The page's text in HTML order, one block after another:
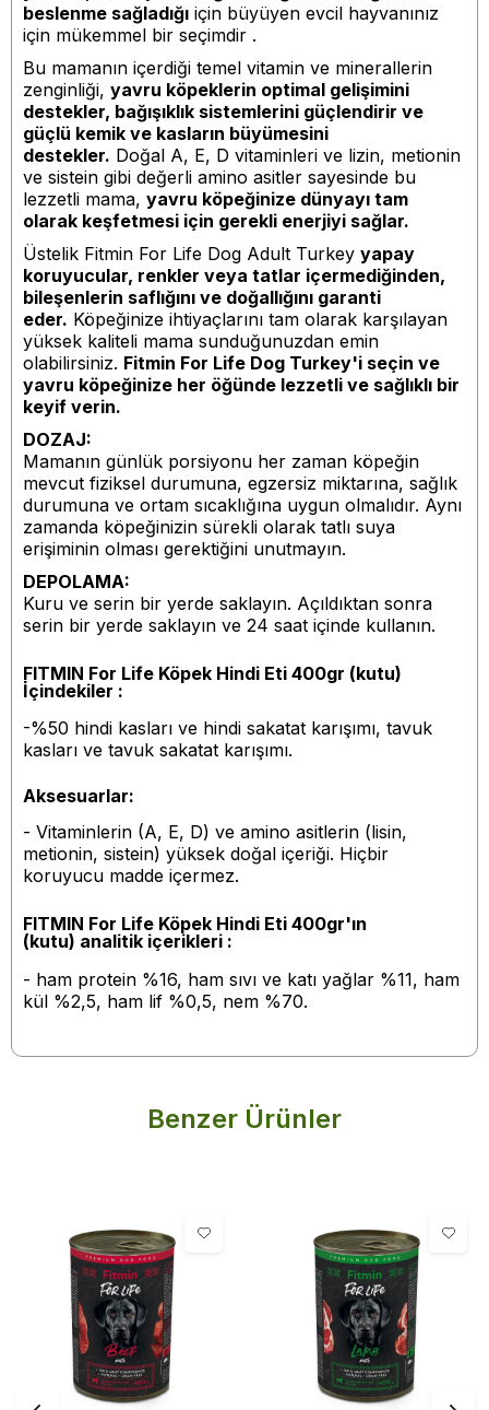
beslenme sağladığı için büyüyen evcil hayvanınız
için mükemmel bir seçimdir .
Bu mamanın içerdiği temel vitamin ve minerallerin
zenginliği, yavru köpeklerin optimal gelişimini
destekler, bağışıklık sistemlerini güçlendirir ve
güçlü kemik ve kasların büyümesini
destekler. Doğal A, E, D vitaminleri ve lizin, metionin
ve sistein gibi değerli amino asitler sayesinde bu
lezzetli mama, yavru köpeğinize dünyayı tam
olarak keşfetmesi için gerekli enerjiyi sağlar.
Üstelik Fitmin For Life Dog Adult Turkey yapay
koruyucular, renkler veya tatlar içermediğinden,
bileşenlerin saflığını ve doğallığını garanti
eder. Köpeğinize ihtiyaçlarını tam olarak karşılayan
yüksek kaliteli mama sunduğunuzdan emin
olabilirsiniz. Fitmin For Life Dog Turkey'i seçin ve
yavru köpeğinize her öğünde lezzetli ve sağlıklı bir
keyif verin.
DOZAJ:
Mamanın günlük porsiyonu her zaman köpeğin
mevcut fiziksel durumuna, egzersiz miktarına, sağlık
durumuna ve ortam sıcaklığına uygun olmalıdır. Aynı
zamanda köpeğinizin sürekli olarak tatlı suya
erişiminin olması gerektiğini unutmayın.
DEPOLAMA:
Kuru ve serin bir yerde saklayın. Açıldıktan sonra
serin bir yerde saklayın ve 24 saat içinde kullanın.
FITMIN For Life Köpek Hindi Eti 400gr (kutu)
İçindekiler :
-%50 hindi kasları ve hindi sakatat karışımı, tavuk
kasları ve tavuk sakatat karışımı.
Aksesuarlar:
- Vitaminlerin (A, E, D) ve amino asitlerin (lisin,
metionin, sistein) yüksek doğal içeriği. Hiçbir
koruyucu madde içermez.
FITMIN For Life Köpek Hindi Eti 400gr'ın
(kutu) analitik içerikleri :
- ham protein %16, ham sıvı ve katı yağlar %11, ham
kül %2,5, ham lif %0,5, nem %70.
Benzer Ürünler